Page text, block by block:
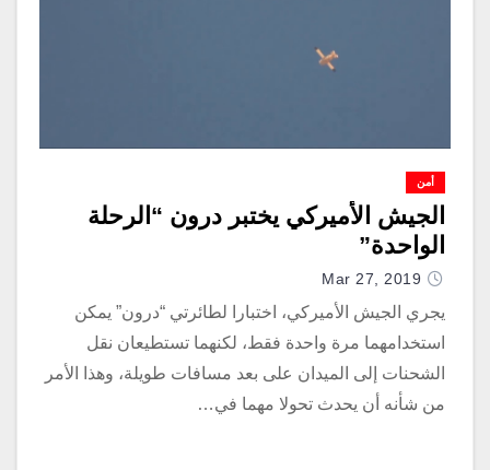
أمن
الجيش الأميركي يختبر درون “الرحلة
الواحدة”
Mar 27, 2019
يجري الجيش الأميركي، اختبارا لطائرتي “درون” يمكن
استخدامهما مرة واحدة فقط، لكنهما تستطيعان نقل
الشحنات إلى الميدان على بعد مسافات طويلة، وهذا الأمر
من شأنه أن يحدث تحولا مهما في…